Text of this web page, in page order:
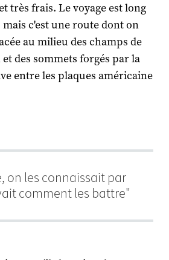
très frais. Le voyage est long
c'est une route dont on
au milieu des champs de
des sommets forgés par la
entre les plaques américaine
on les connaissait par
comment les battre"